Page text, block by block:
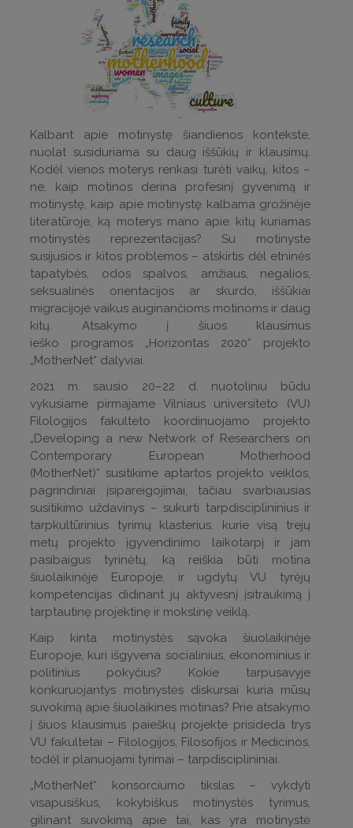
Kalbant apie motinystę šiandienos kontekste,
nuolat susiduriama su daug iššūkių ir klausimų.
Kodėl vienos moterys renkasi turėti vaikų, kitos –
ne, kaip motinos derina profesinį gyvenimą ir
motinystę, kaip apie motinystę kalbama grožinėje
literatūroje, ką moterys mano apie kitų kuriamas
motinystės reprezentacijas? Su motinyste
susijusios ir kitos problemos – atskirtis dėl etninės
tapatybės, odos spalvos, amžiaus, negalios,
seksualinės orientacijos ar skurdo, iššūkiai
migracijoje vaikus auginančioms motinoms ir daug
kitų. Atsakymo į šiuos klausimus
ieško programos „Horizontas 2020“ projekto
„MotherNet“ dalyviai.
2021 m. sausio 20–22 d. nuotoliniu būdu
vykusiame pirmajame Vilniaus universiteto (VU)
Filologijos fakulteto koordinuojamo projekto
„Developing a new Network of Researchers on
Contemporary European Motherhood
(MotherNet)“ susitikime aptartos projekto veiklos,
pagrindiniai įsipareigojimai, tačiau svarbiausias
susitikimo uždavinys – sukurti tarpdisciplininius ir
tarpkultūrinius tyrimų klasterius, kurie visą trejų
metų projekto įgyvendinimo laikotarpį ir jam
pasibaigus tyrinėtų, ką reiškia būti motina
šiuolaikinėje Europoje, ir ugdytų VU tyrėjų
kompetencijas didinant jų aktyvesnį įsitraukimą į
tarptautinę projektinę ir mokslinę veiklą.
Kaip kinta motinystės sąvoka šiuolaikinėje
Europoje, kuri išgyvena socialinius, ekonominius ir
politinius pokyčius? Kokie tarpusavyje
konkuruojantys motinystės diskursai kuria mūsų
suvokimą apie šiuolaikines motinas? Prie atsakymo
į šiuos klausimus paieškų projekte prisideda trys
VU fakultetai – Filologijos, Filosofijos ir Medicinos,
todėl ir planuojami tyrimai – tarpdisciplininiai.
„MotherNet“ konsorciumo tikslas – vykdyti
visapusiškus, kokybiškus motinystės tyrimus,
gilinant suvokimą apie tai, kas yra motinystė